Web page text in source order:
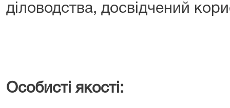
діловодства, досвідчений
Особисті якості: